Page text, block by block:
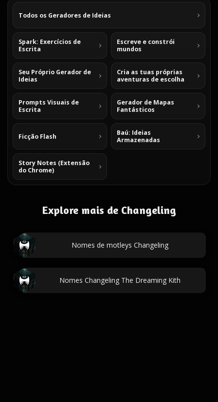
Todos os Geradores de Ideias
Spark: Exercícios de
Escrita
Escreve e constrói
mundos
Seu Próprio Gerador de
Ideias
Cria as tuas próprias
aventuras de escolha
Prompts Visuais de
Escrita
Gerador de Mapas
Fantásticos
Ficção Flash
Baú: Ideias
Armazenadas
Story Notes (Extensão
do Chrome)
Explore mais de Changeling
Nomes de motleys Changeling
Nomes Changeling The Dreaming Kith